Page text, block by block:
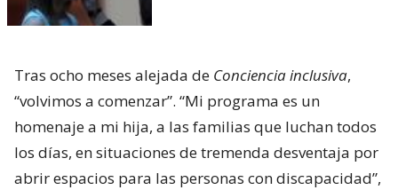
Tras ocho meses alejada de Conciencia inclusiva,
“volvimos a comenzar”. “Mi programa es un
homenaje a mi hija, a las familias que luchan todos
los días, en situaciones de tremenda desventaja por
abrir espacios para las personas con discapacidad”,